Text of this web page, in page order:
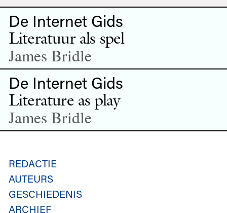
De Internet Gids
Literatuur als spel
James Bridle
De Internet Gids
Literature as play
James Bridle
REDACTIE
AUTEURS
GESCHIEDENIS
ARCHIEF